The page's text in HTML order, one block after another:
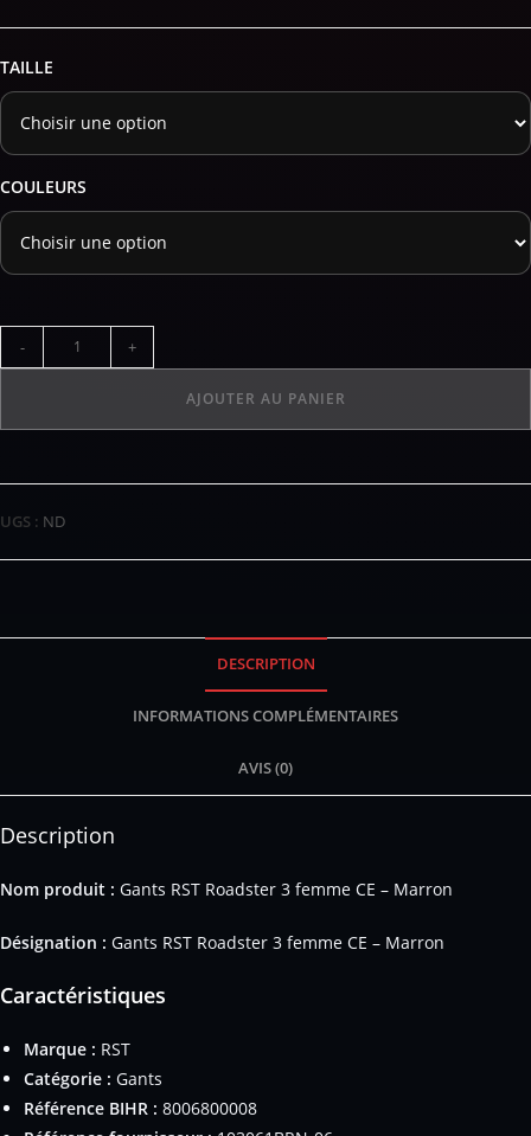
TAILLE
COULEURS
- +
AJOUTER AU PANIER
UGS : ND
DESCRIPTION
INFORMATIONS COMPLÉMENTAIRES
AVIS (0)
Description
Nom produit : Gants RST Roadster 3 femme CE – Marron
Désignation : Gants RST Roadster 3 femme CE – Marron
Caractéristiques
Marque : RST
Catégorie : Gants
Référence BIHR : 8006800008